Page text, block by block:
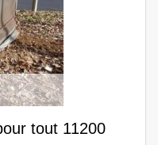
tout 11200